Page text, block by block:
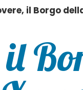
il Borgo
il